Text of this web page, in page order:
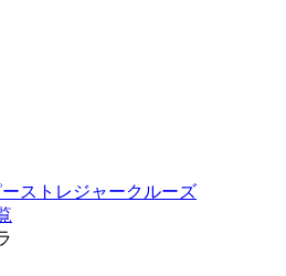
ストレジャークルーズ